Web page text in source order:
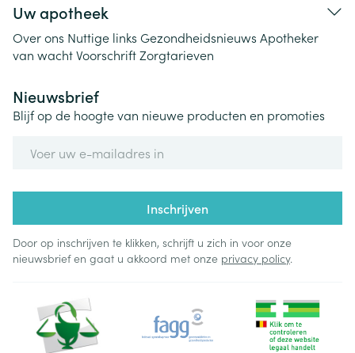
Uw apotheek
Over ons Nuttige links Gezondheidsnieuws Apotheker
van wachtVoorschriftZorgtarieven
Nieuwsbrief
Blijf op de hoogte van nieuwe producten en promoties
Inschrijven
Door op inschrijven te klikken, schrijft u zich in voor onze
nieuwsbrief en gaat u akkoord met onze privacy policy.